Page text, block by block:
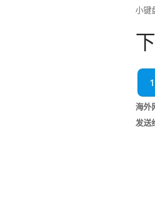
小键
海外
发送